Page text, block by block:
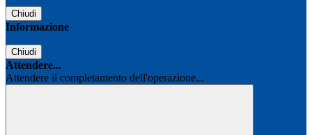
Chiudi
Informazione
Chiudi
Attendere...
Attendere il completamento dell'operazione...